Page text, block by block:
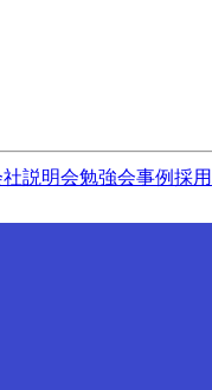
説明会勉強会事例採用